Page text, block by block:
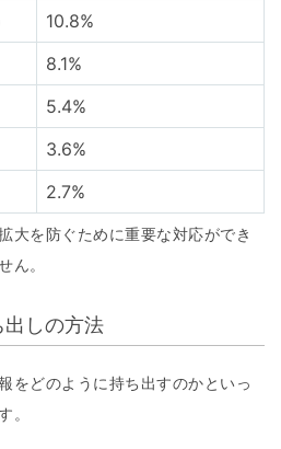
10.8%
8.1%
5.4%
3.6%
2.7%
大を防ぐために重要な対応ができ
ん。
しの方法
をどのように持ち出すのかといっ
。